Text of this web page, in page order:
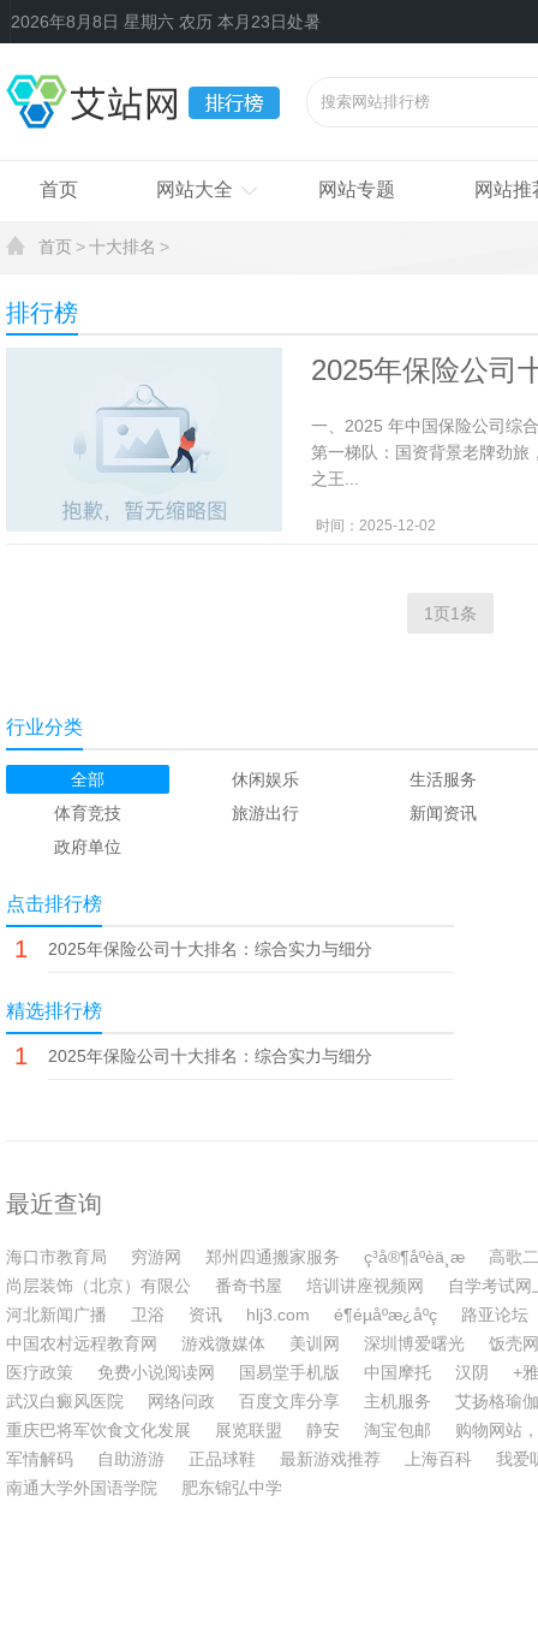
2026年8月8日 星期六 农历 本月23日处暑
首页 网站大全 网站专题 网站推
首页 十大排名
排行榜
2025年保险公司
域全解析
一、2025 年中国保险公司综
第一梯队：国资背景老牌劲
之王...
时间：2025-12-02
1页1条
行业分类
全部 休闲娱乐
生活服务
体育竞技
旅游出行
新闻资讯
政府单位
点击排行榜
1 2025年保险公司十大排名：综合实力与细分
精选排行榜
1 2025年保险公司十大排名：综合实力与细分
最近查询
海口市教育局 穷游网 郑州四通搬家服务 ç³å®¶åºèä¸æ
高歌
尚层装饰（北京）有限公
番奇书屋 培训讲座视频网
自学考试网
河北新闻广播
卫浴 资讯 hlj3.com é¶éµåºæ¿åºç
路亚论坛
中国农村远程教育网
游戏微媒体 美训网 深圳博爱曙光
饭壳
医疗政策
免费小说阅读网 国易堂手机版 中国摩托 汉阴
+
武汉白癜风医院
网络问政 百度文库分享 主机服务
艾扬格瑜伽
重庆巴将军饮食文化发展
展览联盟 静安 淘宝包邮
购物网站
军情解码
自助游游 正品球鞋 最新游戏推荐 上海百科
我爱
南通大学外国语学院
肥东锦弘中学